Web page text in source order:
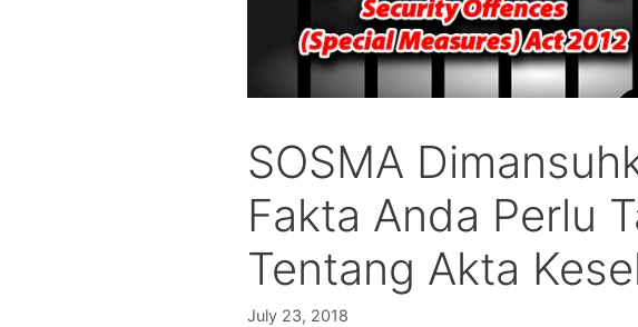
SOSMA
Fakta Anda Perlu
Tentang Akta
July 23, 2018